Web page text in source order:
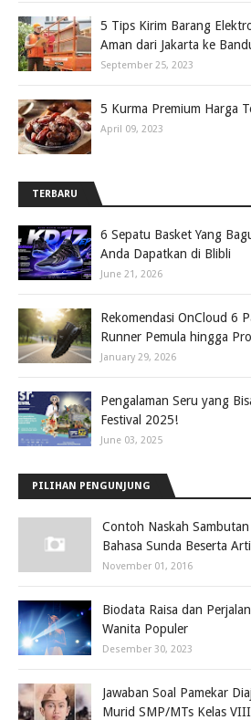
5 Tips Kirim Barang
Aman dari Jakarta ke
September 25, 2023
5 Kurma Premium Harga
April 09, 2023
TERBARU
6 Sepatu Basket Yang
Anda Dapatkan di Blibli
June 21, 2026
Rekomendasi OnCloud 6
Runner Pemula hingga
January 29, 2026
Pengalaman Seru yang
Festival 2025!
June 03, 2025
PILIHAN PENGUNJUNG
Contoh Naskah
Bahasa Sunda Beserta
November 01, 2016
Biodata Raisa dan
Wanita Populer
Desember 30, 2023
Jawaban Soal Pamekar
Murid SMP/MTs Kelas